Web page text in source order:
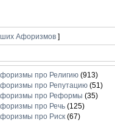
Афоризмов]
про Религию(913)
про Репутацию(51)
про Реформы (35)
про Речь(125)
про Риск(67)